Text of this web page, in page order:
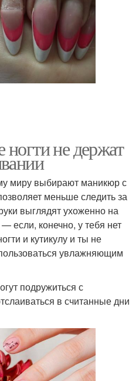
не держат
миру выбирают маникюр с
меньше следить за
выглядят ухоженно на
если, конечно, у тебя нет
и кутикулу и ты не
увлажняющим
подружиться с
в считанные дни